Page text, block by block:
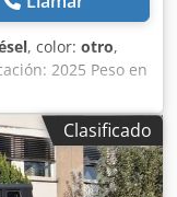
, color: otro,
2025 Peso en
244 cm
general: muy
óptico: muy
minicargadora
láser LR410
Clasificado